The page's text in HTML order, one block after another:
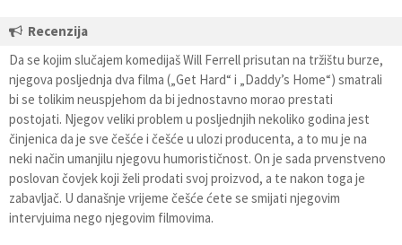
Recenzija
Da se kojim slučajem komedijaš Will Ferrell prisutan na tržištu burze,
njegova posljednja dva filma („Get Hard“ i „Daddy’s Home“) smatrali
bi se tolikim neuspjehom da bi jednostavno morao prestati
postojati. Njegov veliki problem u posljednjih nekoliko godina jest
činjenica da je sve češće i češće u ulozi producenta, a to mu je na
neki način umanjilu njegovu humorističnost. On je sada prvenstveno
poslovan čovjek koji želi prodati svoj proizvod, a te nakon toga je
zabavljač. U današnje vrijeme češće ćete se smijati njegovim
intervjuima nego njegovim filmovima.